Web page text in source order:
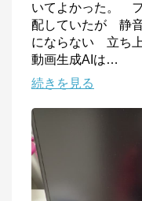
いてよかった。　
配していたが　静
にならない　立ち
動画生成AIは…
続きを見る